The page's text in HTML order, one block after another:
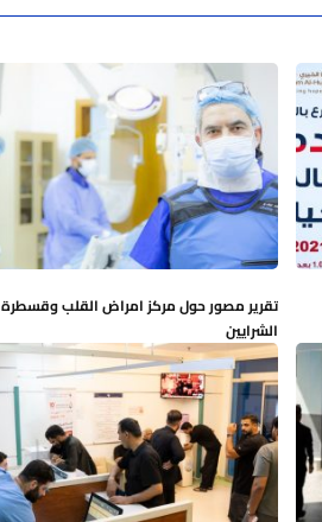
تقرير مصور حول مركز امراض القلب وقسطرة
الشرايين